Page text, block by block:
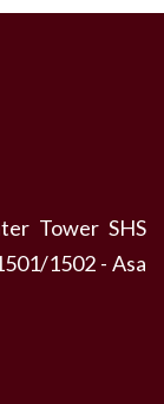
Tower SHS
1502 - Asa